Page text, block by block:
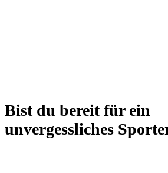
Bist du bereit für ein
unvergessliches